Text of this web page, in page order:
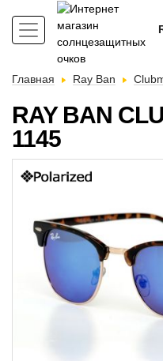
Главная Ray Ban
RAY BAN
1145